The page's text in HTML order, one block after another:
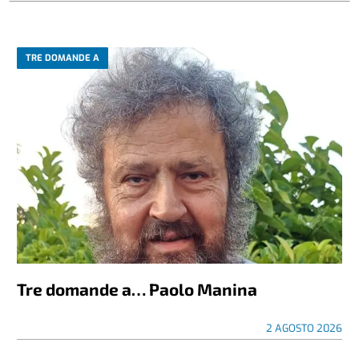
TRE DOMANDE A
Tre domande a… Paolo Manina
2 AGOSTO 2026